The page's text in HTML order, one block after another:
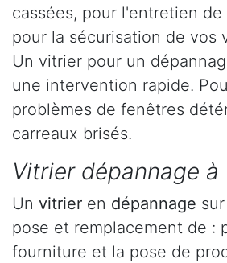
cassées, pour l'entretien
pour la sécurisation de vos
Un vitrier pour un
une intervention rapide.
problèmes de fenêtres
carreaux brisés.
Vitrier dépannage à
Un vitrier en dépannage
pose et remplacement de :
fourniture et la pose de